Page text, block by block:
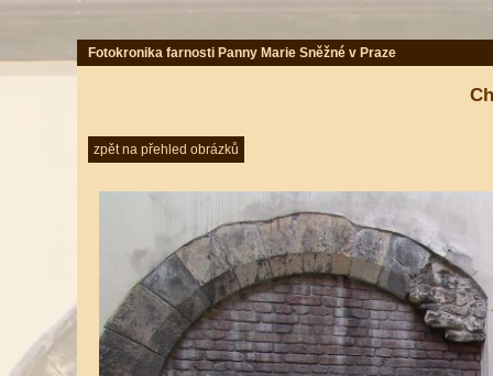
Fotokronika farnosti Panny Marie Sněžné v Praze
zpět na přehled obrázků